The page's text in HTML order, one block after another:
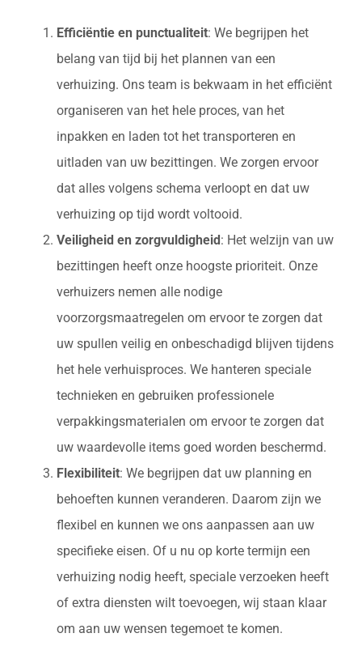
Efficiëntie en punctualiteit: We begrijpen het
belang van tijd bij het plannen van een
verhuizing. Ons team is bekwaam in het efficiënt
organiseren van het hele proces, van het
inpakken en laden tot het transporteren en
uitladen van uw bezittingen. We zorgen ervoor
dat alles volgens schema verloopt en dat uw
verhuizing op tijd wordt voltooid.
Veiligheid en zorgvuldigheid : Het welzijn van uw
bezittingen heeft onze hoogste prioriteit. Onze
verhuizers nemen alle nodige
voorzorgsmaatregelen om ervoor te zorgen dat
uw spullen veilig en onbeschadigd blijven tijdens
het hele verhuisproces. We hanteren speciale
technieken en gebruiken professionele
verpakkingsmaterialen om ervoor te zorgen dat
uw waardevolle items goed worden beschermd.
Flexibiliteit: We begrijpen dat uw planning en
behoeften kunnen veranderen. Daarom zijn we
flexibel en kunnen we ons aanpassen aan uw
specifieke eisen. Of u nu op korte termijn een
verhuizing nodig heeft, speciale verzoeken heeft
of extra diensten wilt toevoegen, wij staan klaar
om aan uw wensen tegemoet te komen.